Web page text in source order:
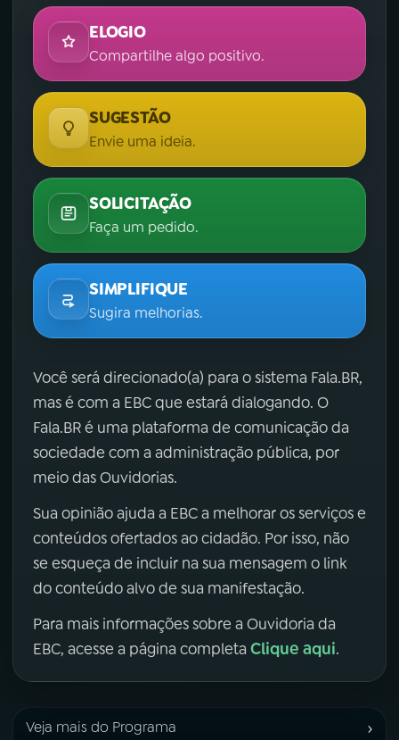
ELOGIO
Compartilhe algo positivo.
SUGESTÃO
Envie uma ideia.
SOLICITAÇÃO
Faça um pedido.
SIMPLIFIQUE
Sugira melhorias.
Você será direcionado(a) para o sistema Fala.BR,
mas é com a EBC que estará dialogando. O
Fala.BR é uma plataforma de comunicação da
sociedade com a administração pública, por
meio das Ouvidorias.
Sua opinião ajuda a EBC a melhorar os serviços e
conteúdos ofertados ao cidadão. Por isso, não
se esqueça de incluir na sua mensagem o link
do conteúdo alvo de sua manifestação.
Para mais informações sobre a Ouvidoria da
EBC, acesse a página completa Clique aqui.
Veja mais do Programa ›